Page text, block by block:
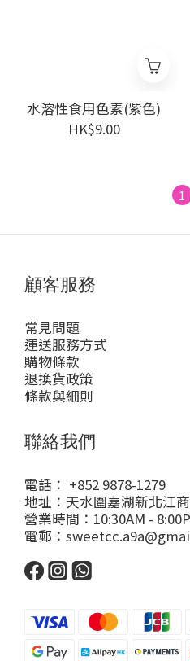
水溶性食用色素(紫色)
HK$9.00
1
顧客服務
常見問題
運送服務方式
購物條款
退換貨政策
條款與細則
聯絡我們
電話： +852 9878-1279
地址：天水圍嘉湖新北江
營業時間：10:30AM -
電郵：